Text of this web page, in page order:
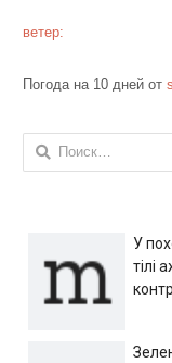
ветер:
Погода на 10 дней от
Найти:
У
тілі